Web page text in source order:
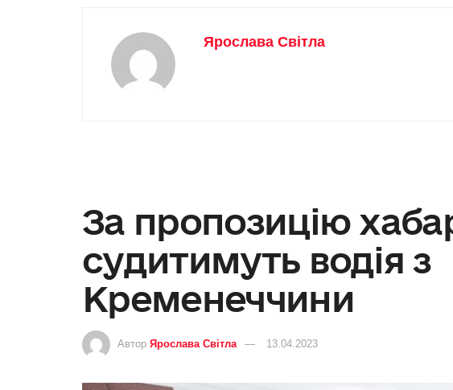
Ярослава Світла
За пропозицію
судитимуть водія з
Кременеччини
Автор Ярослава Світла 13.04.2023